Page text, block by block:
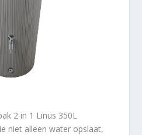
2 in 1 Linus 350L
niet alleen water opslaat,